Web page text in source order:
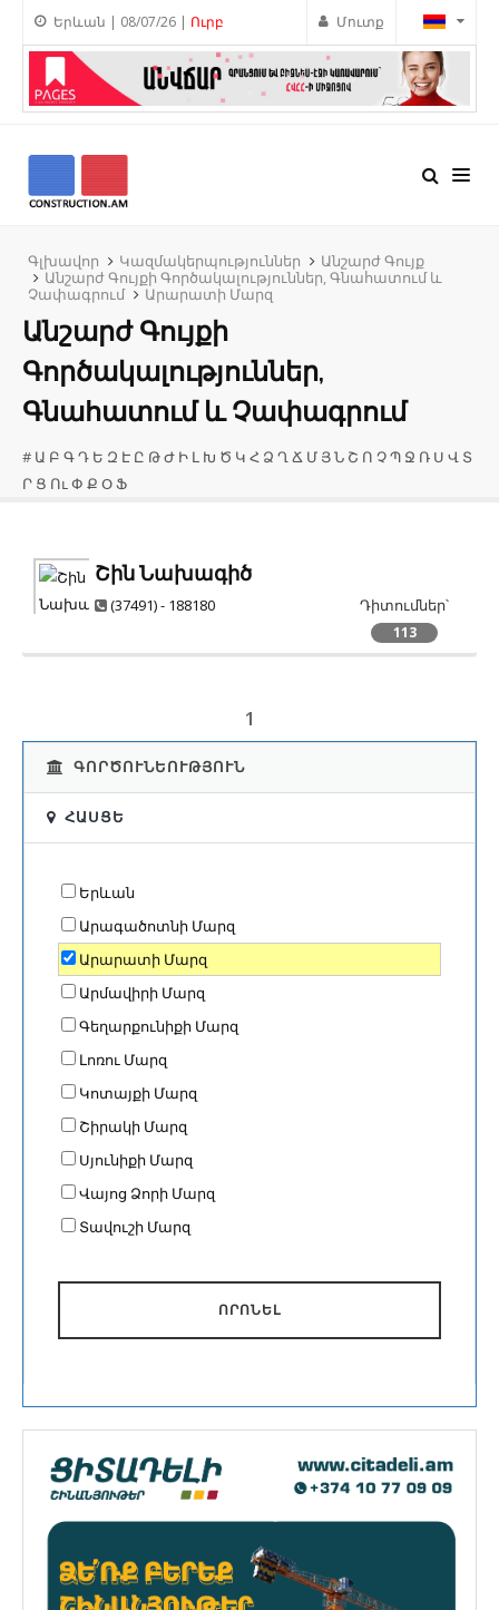
Մուտք
Երևան | 08/07/26 | Ուրբ
Գլխավոր Կազմակերպություններ
Անշարժ Գույք
Անշարժ Գույքի Գործակալություններ, Գնահատում և
Չափագրում
Արարատի Մարզ
Անշարժ Գույքի
Գործակալություններ,
Գնահատում և Չափագրում
# Ա Բ ԳԴ Ե Զ Է Ը ԹԺ Ի Լ Խ Ծ Կ Հ Ձ ՂՃ Մ ՅՆ Շ Ո ՉՊ Ջ Ռ Ս Վ Տ
Ր Ց ՈւՓ Ք ՕՖ
Շին Նախագիծ
Դիտումներ՝
113
(37491) - 188180
1
ԳՈՐԾՈՒՆԵՈՒԹՅՈՒՆ
ՀԱՍՑԵ
Երևան
Արագածոտնի Մարզ
Արարատի Մարզ
Արմավիրի Մարզ
Գեղարքունիքի Մարզ
Լոռու Մարզ
Կոտայքի Մարզ
Շիրակի Մարզ
Սյունիքի Մարզ
Վայոց Ձորի Մարզ
Տավուշի Մարզ
ՈՐՈՆԵԼ